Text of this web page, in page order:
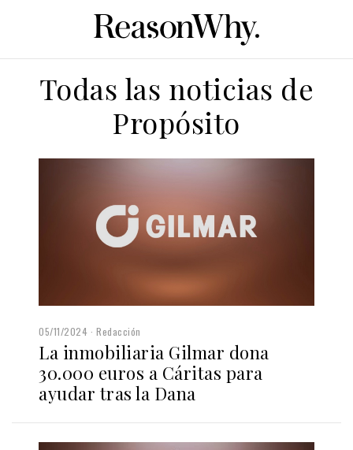
Todas las noticias de
Propósito
05/11/2024 Redacción
La inmobiliaria Gilmar dona
30.000 euros a Cáritas para
ayudar tras la Dana